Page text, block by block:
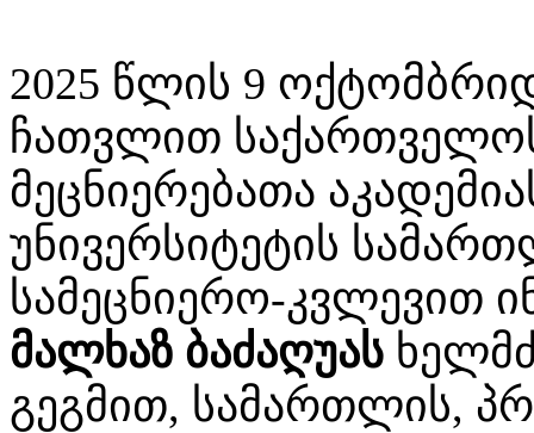
2025 წლის 9
ჩათვლით
მეცნიერებათა
უნივერსიტეტის
სამეცნიერო-კვლევით
მალხაზ ბაძაღუას
გეგმით, სამართლის,